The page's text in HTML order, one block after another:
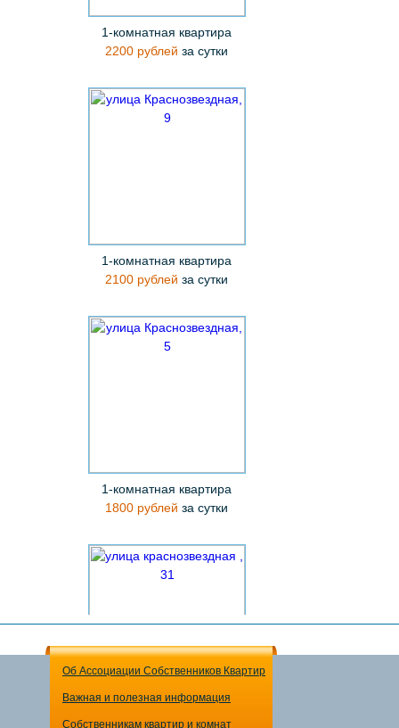
1-комнатная квартира
2200 рублей за сутки
1-комнатная квартира
2100 рублей за сутки
1-комнатная квартира
1800 рублей за сутки
Об Ассоциации Собственников Квартир
Важная и полезная информация
Собственникам квартир и комнат